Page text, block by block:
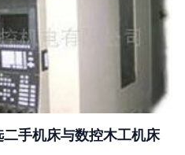
手机床与数控木工机床